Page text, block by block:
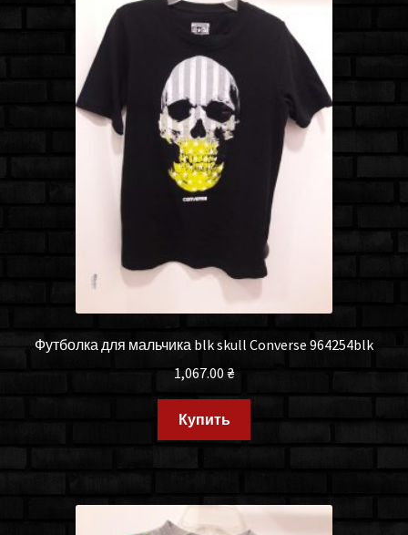
Футболка для мальчика blk skull Converse 964254blk
1,067.00₴
Купить